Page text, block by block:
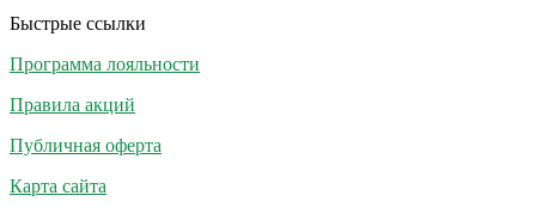
Быстрые ссылки
Программа лояльности
Правила акций
Публичная оферта
Карта сайта